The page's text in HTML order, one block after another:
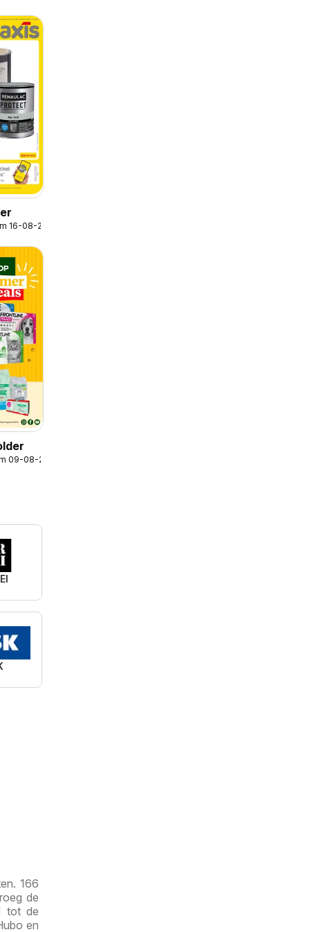
16-08-2026
09-08-2026
166
de
tot de
en